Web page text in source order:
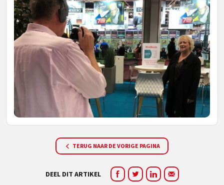
TERUG NAAR DE VORIGE PAGINA
DEEL DIT ARTIKEL